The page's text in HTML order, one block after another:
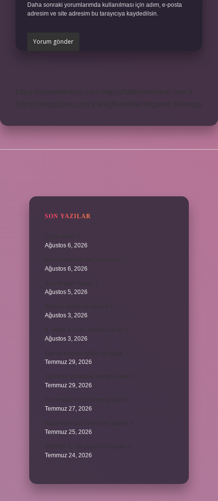
Daha sonraki yorumlarımda kullanılması için adım, e-posta
adresim ve site adresim bu tarayıcıya kaydedilsin.
SON YAZILAR
Ağustos 6, 2026
Ağustos 6, 2026
Ağustos 5, 2026
Ağustos 3, 2026
Ağustos 3, 2026
Temmuz 29, 2026
Temmuz 29, 2026
Temmuz 27, 2026
Temmuz 25, 2026
Temmuz 24, 2026